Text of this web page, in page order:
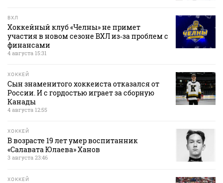
ВХЛ
Хоккейный клуб «Челны» не примет
участия в новом сезоне ВХЛ из‑за проблем с
финансами
4 августа 15:31
ХОККЕЙ
Сын знаменитого хоккеиста отказался от
России. И с гордостью играет за сборную
Канады
4 августа 12:55
ХОККЕЙ
В возрасте 19 лет умер воспитанник
«Салавата Юлаева» Ханов
3 августа 23:46
ХОККЕЙ